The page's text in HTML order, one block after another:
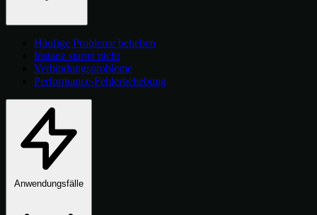
Häufige Probleme beheben
Instanz startet nicht
Verbindungsprobleme
Performance-Fehlerbehebung
Anwendungsfälle